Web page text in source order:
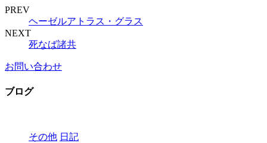
PREV
ヘーゼルアトラス・グラス
NEXT
死なば諸共
お問い合わせ
ブログ
その他 日記